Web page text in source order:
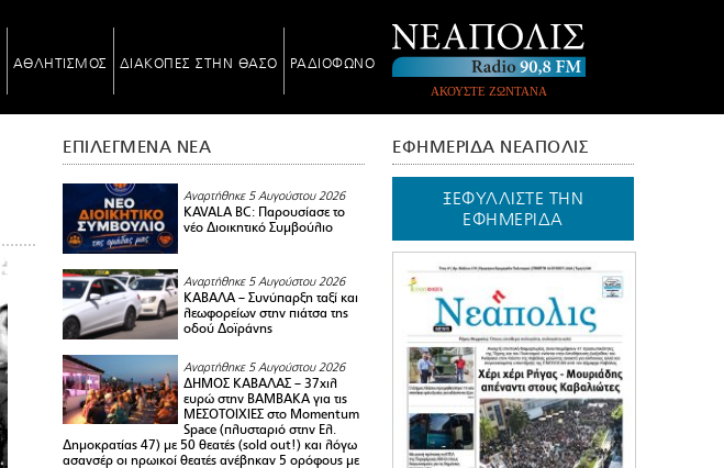
ΑΘΛΗΤΙΣΜΟΣ ΔΙΑΚΟΠΕΣ ΣΤΗΝ ΘΑΣΟ ΡΑΔΙΟΦΩΝΟ
ΑΚΟΥΣΤΕ ΖΩΝΤΑΝΑ
ΕΠΙΛΕΓΜΕΝΑ ΝΕΑ
Αναρτήθηκε 5 Αυγούστου 2026
KAVALA BC: Παρουσίασε το
νέο Διοικητικό Συμβούλιο
Αναρτήθηκε 5 Αυγούστου 2026
ΚΑΒΑΛΑ – Συνύπαρξη ταξί και
λεωφορείων στην πιάτσα της
οδού Δοϊράνης
Αναρτήθηκε 5 Αυγούστου 2026
ΔΗΜΟΣ ΚΑΒΑΛΑΣ – 37χιλ
ευρώ στην ΒΑΜΒΑΚΑ για τις
ΜΕΣΟΤΟΙΧΙΕΣ στο Momentum
Space (πλυσταριό στην Ελ.
Δημοκρατίας 47) με 50 θεατές (sold out!) και λόγω
ασανσέρ οι ηρωικοί θεατές ανέβηκαν 5 ορόφους με
ΕΦΗΜΕΡΙΔΑ ΝΕΑΠΟΛΙΣ
ΞΕΦΥΛΛΙΣΤΕ ΤΗΝ
ΕΦΗΜΕΡΙΔΑ